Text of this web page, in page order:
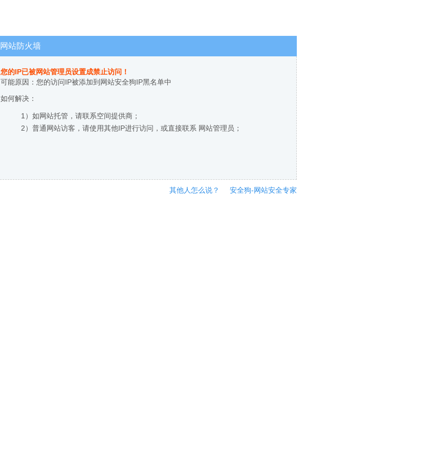
网站防火墙
您的IP已被网站管理员设置成禁止访问！
可能原因：您的访问IP被添加到网站安全狗IP黑名单中
如何解决：
1）如网站托管，请联系空间提供商；
2）普通网站访客，请使用其他IP进行访问，或直接联系 网站管理员；
其他人怎么说？ 安全狗-网站安全专家